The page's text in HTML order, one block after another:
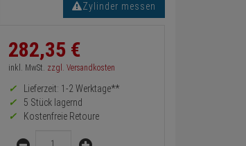
Zylinder messen
Informationen
zurück
Preis,
und
Warenkorb-
oder
Button
282,35 €
inkl. MwSt. zzgl. Versandkosten
Lieferzeit: 1-2 Werktage**
5 Stück lagernd
Kostenfreie Retoure
Menge